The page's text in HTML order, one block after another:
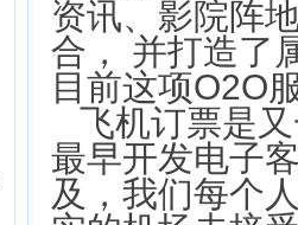
资讯、影院阵
合， 并打造了
目前这项O2O
飞机订票是
最早开发电子
及，我们每个